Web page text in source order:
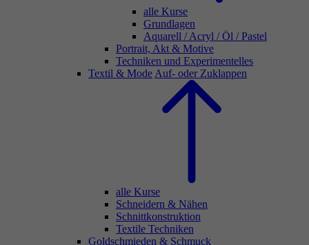
alle Kurse
Grundlagen
Aquarell / Acryl / Öl / Pastel
Portrait, Akt & Motive
Techniken und Experimentelles
Textil & Mode Auf- oder Zuklappen
alle Kurse
Schneidern & Nähen
Schnittkonstruktion
Textile Techniken
Goldschmieden & Schmuck